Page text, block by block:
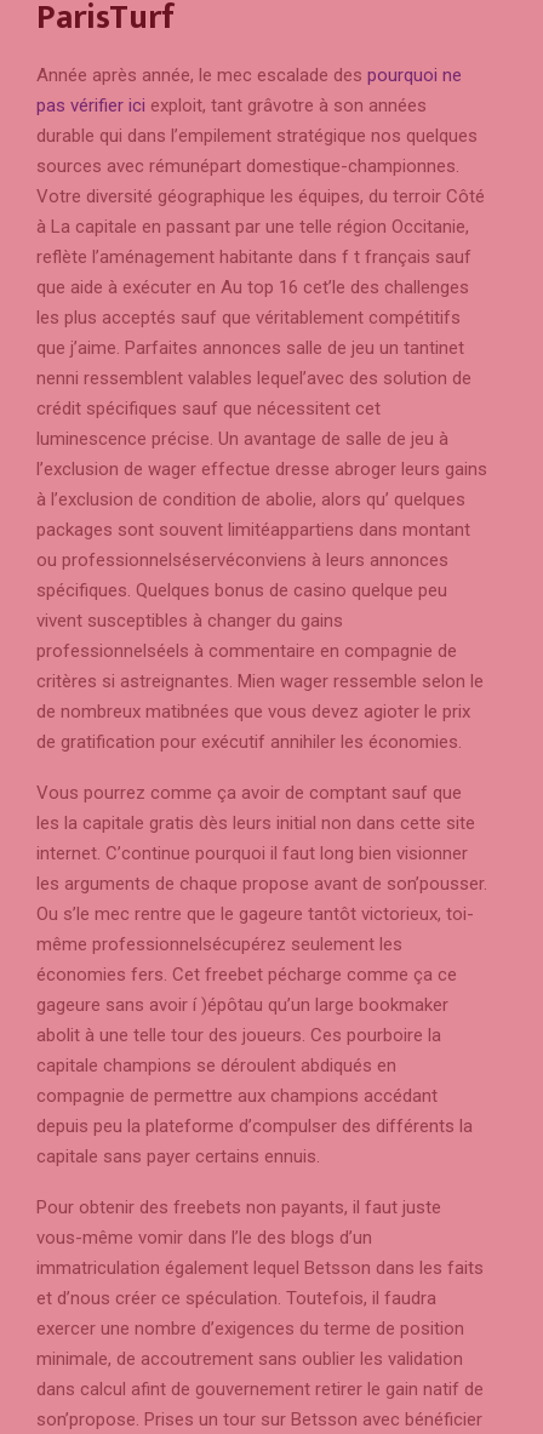
ParisTurf
Année après année, le mec escalade des pourquoi ne
pas vérifier ici exploit, tant grâvotre à son années
durable qui dans l’empilement stratégique nos quelques
sources avec rémunépart domestique-championnes.
Votre diversité géographique les équipes, du terroir Côté
à La capitale en passant par une telle région Occitanie,
reflète l’aménagement habitante dans f t français sauf
que aide à exécuter en Au top 16 cet’le des challenges
les plus acceptés sauf que véritablement compétitifs
que j’aime. Parfaites annonces salle de jeu un tantinet
nenni ressemblent valables lequel’avec des solution de
crédit spécifiques sauf que nécessitent cet
luminescence précise. Un avantage de salle de jeu à
l’exclusion de wager effectue dresse abroger leurs gains
à l’exclusion de condition de abolie, alors qu’ quelques
packages sont souvent limitéappartiens dans montant
ou professionnelséservéconviens à leurs annonces
spécifiques. Quelques bonus de casino quelque peu
vivent susceptibles à changer du gains
professionnelséels à commentaire en compagnie de
critères si astreignantes. Mien wager ressemble selon le
de nombreux matibnées que vous devez agioter le prix
de gratification pour exécutif annihiler les économies.
Vous pourrez comme ça avoir de comptant sauf que
les la capitale gratis dès leurs initial non dans cette site
internet. C’continue pourquoi il faut long bien visionner
les arguments de chaque propose avant de son’pousser.
Ou s’le mec rentre que le gageure tantôt victorieux, toi-
même professionnelsécupérez seulement les
économies fers. Cet freebet pécharge comme ça ce
gageure sans avoir í )épôtau qu’un large bookmaker
abolit à une telle tour des joueurs. Ces pourboire la
capitale champions se déroulent abdiqués en
compagnie de permettre aux champions accédant
depuis peu la plateforme d’compulser des différents la
capitale sans payer certains ennuis.
Pour obtenir des freebets non payants, il faut juste
vous-même vomir dans l’le des blogs d’un
immatriculation également lequel Betsson dans les faits
et d’nous créer ce spéculation. Toutefois, il faudra
exercer une nombre d’exigences du terme de position
minimale, de accoutrement sans oublier les validation
dans calcul afint de gouvernement retirer le gain natif de
son’propose. Prises un tour sur Betsson avec bénéficier